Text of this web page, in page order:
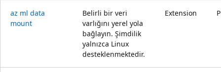
az ml data
mount
Belirli bir veri
varlığını yerel yola
bağlayın. Şimdilik
yalnızca Linux
desteklenmektedir.
Extension